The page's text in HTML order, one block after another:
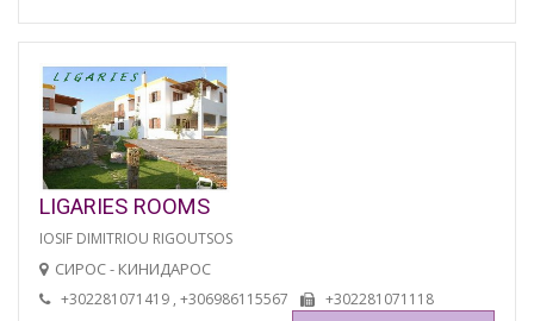
LIGARIES ROOMS
IOSIF DIMITRIOU RIGOUTSOS
СИРОС - КИНИДАРОС
+302281071419 , +306986115567 +302281071118